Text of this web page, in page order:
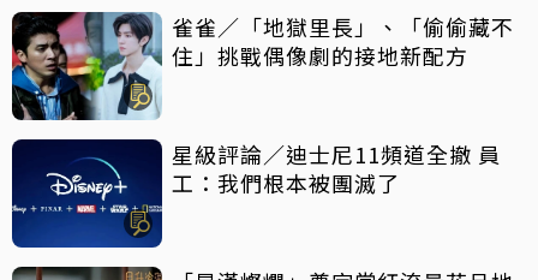
雀雀／「地獄里長」、「偷偷藏不
住」挑戰偶像劇的接地新配方
星級評論／迪士尼11頻道全撤 員
工：我們根本被團滅了